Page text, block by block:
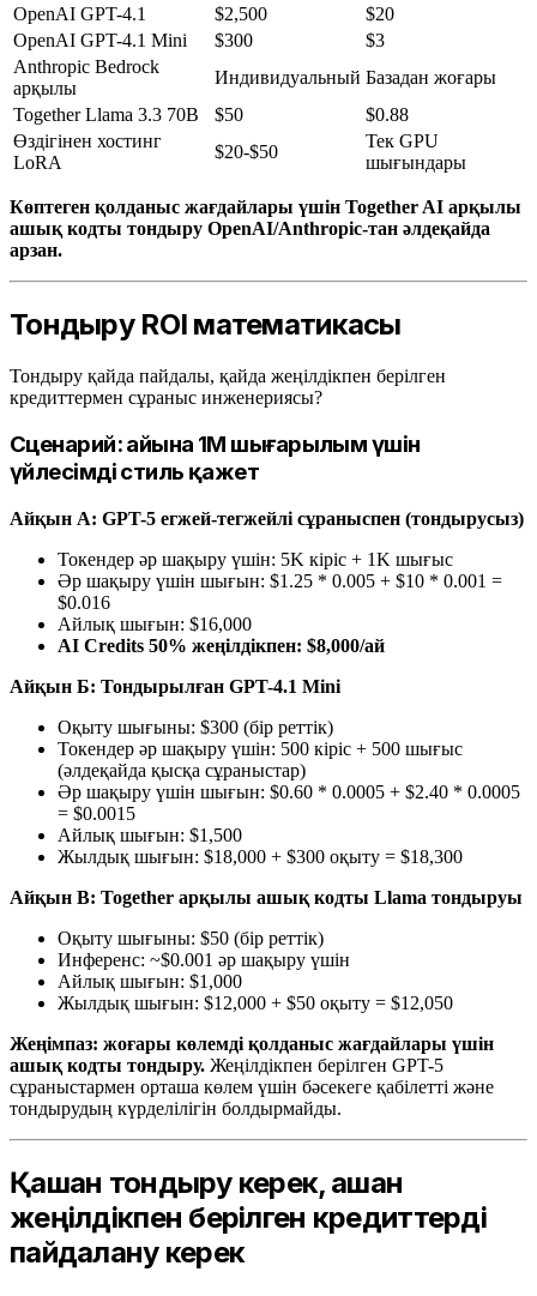
OpenAI GPT-4.1 $2,500
$20
OpenAI GPT-4.1 Mini
$300
$3
Anthropic Bedrock
арқылы
Индивидуальный Базадан жоғары
Together Llama 3.3 70B
$50
$0.88
Өздігінен хостинг
LoRA
$20-$50
Тек GPU
шығындары
Көптеген қолданыс жағдайлары үшін Together AI арқылы
ашық кодты тондыру OpenAI/Anthropic-тан әлдеқайда
арзан.
Тондыру ROI математикасы
Тондыру қайда пайдалы, қайда жеңілдікпен берілген
кредиттермен сұраныс инженериясы?
Сценарий: айына 1M шығарылым үшін
үйлесімді стиль қажет
Айқын А: GPT-5 егжей-тегжейлі сұраныспен (тондырусыз)
Токендер әр шақыру үшін: 5K кіріс + 1K шығыс
Әр шақыру үшін шығын: $1.25 * 0.005 + $10 * 0.001 =
$0.016
Айлық шығын: $16,000
AI Credits 50% жеңілдікпен: $8,000/ай
Айқын Б: Тондырылған GPT-4.1 Mini
Оқыту шығыны: $300 (бір реттік)
Токендер әр шақыру үшін: 500 кіріс + 500 шығыс
(әлдеқайда қысқа сұраныстар)
Әр шақыру үшін шығын: $0.60 * 0.0005 + $2.40 * 0.0005
= $0.0015
Айлық шығын: $1,500
Жылдық шығын: $18,000 + $300 оқыту = $18,300
Айқын В: Together арқылы ашық кодты Llama тондыруы
Оқыту шығыны: $50 (бір реттік)
Инференс: ~$0.001 әр шақыру үшін
Айлық шығын: $1,000
Жылдық шығын: $12,000 + $50 оқыту = $12,050
Жеңімпаз: жоғары көлемді қолданыс жағдайлары үшін
ашық кодты тондыру. Жеңілдікпен берілген GPT-5
сұраныстармен орташа көлем үшін бәсекеге қабілетті және
тондырудың күрделілігін болдырмайды.
Қашан тондыру керек, қашан
жеңілдікпен берілген кредиттерді
пайдалану керек